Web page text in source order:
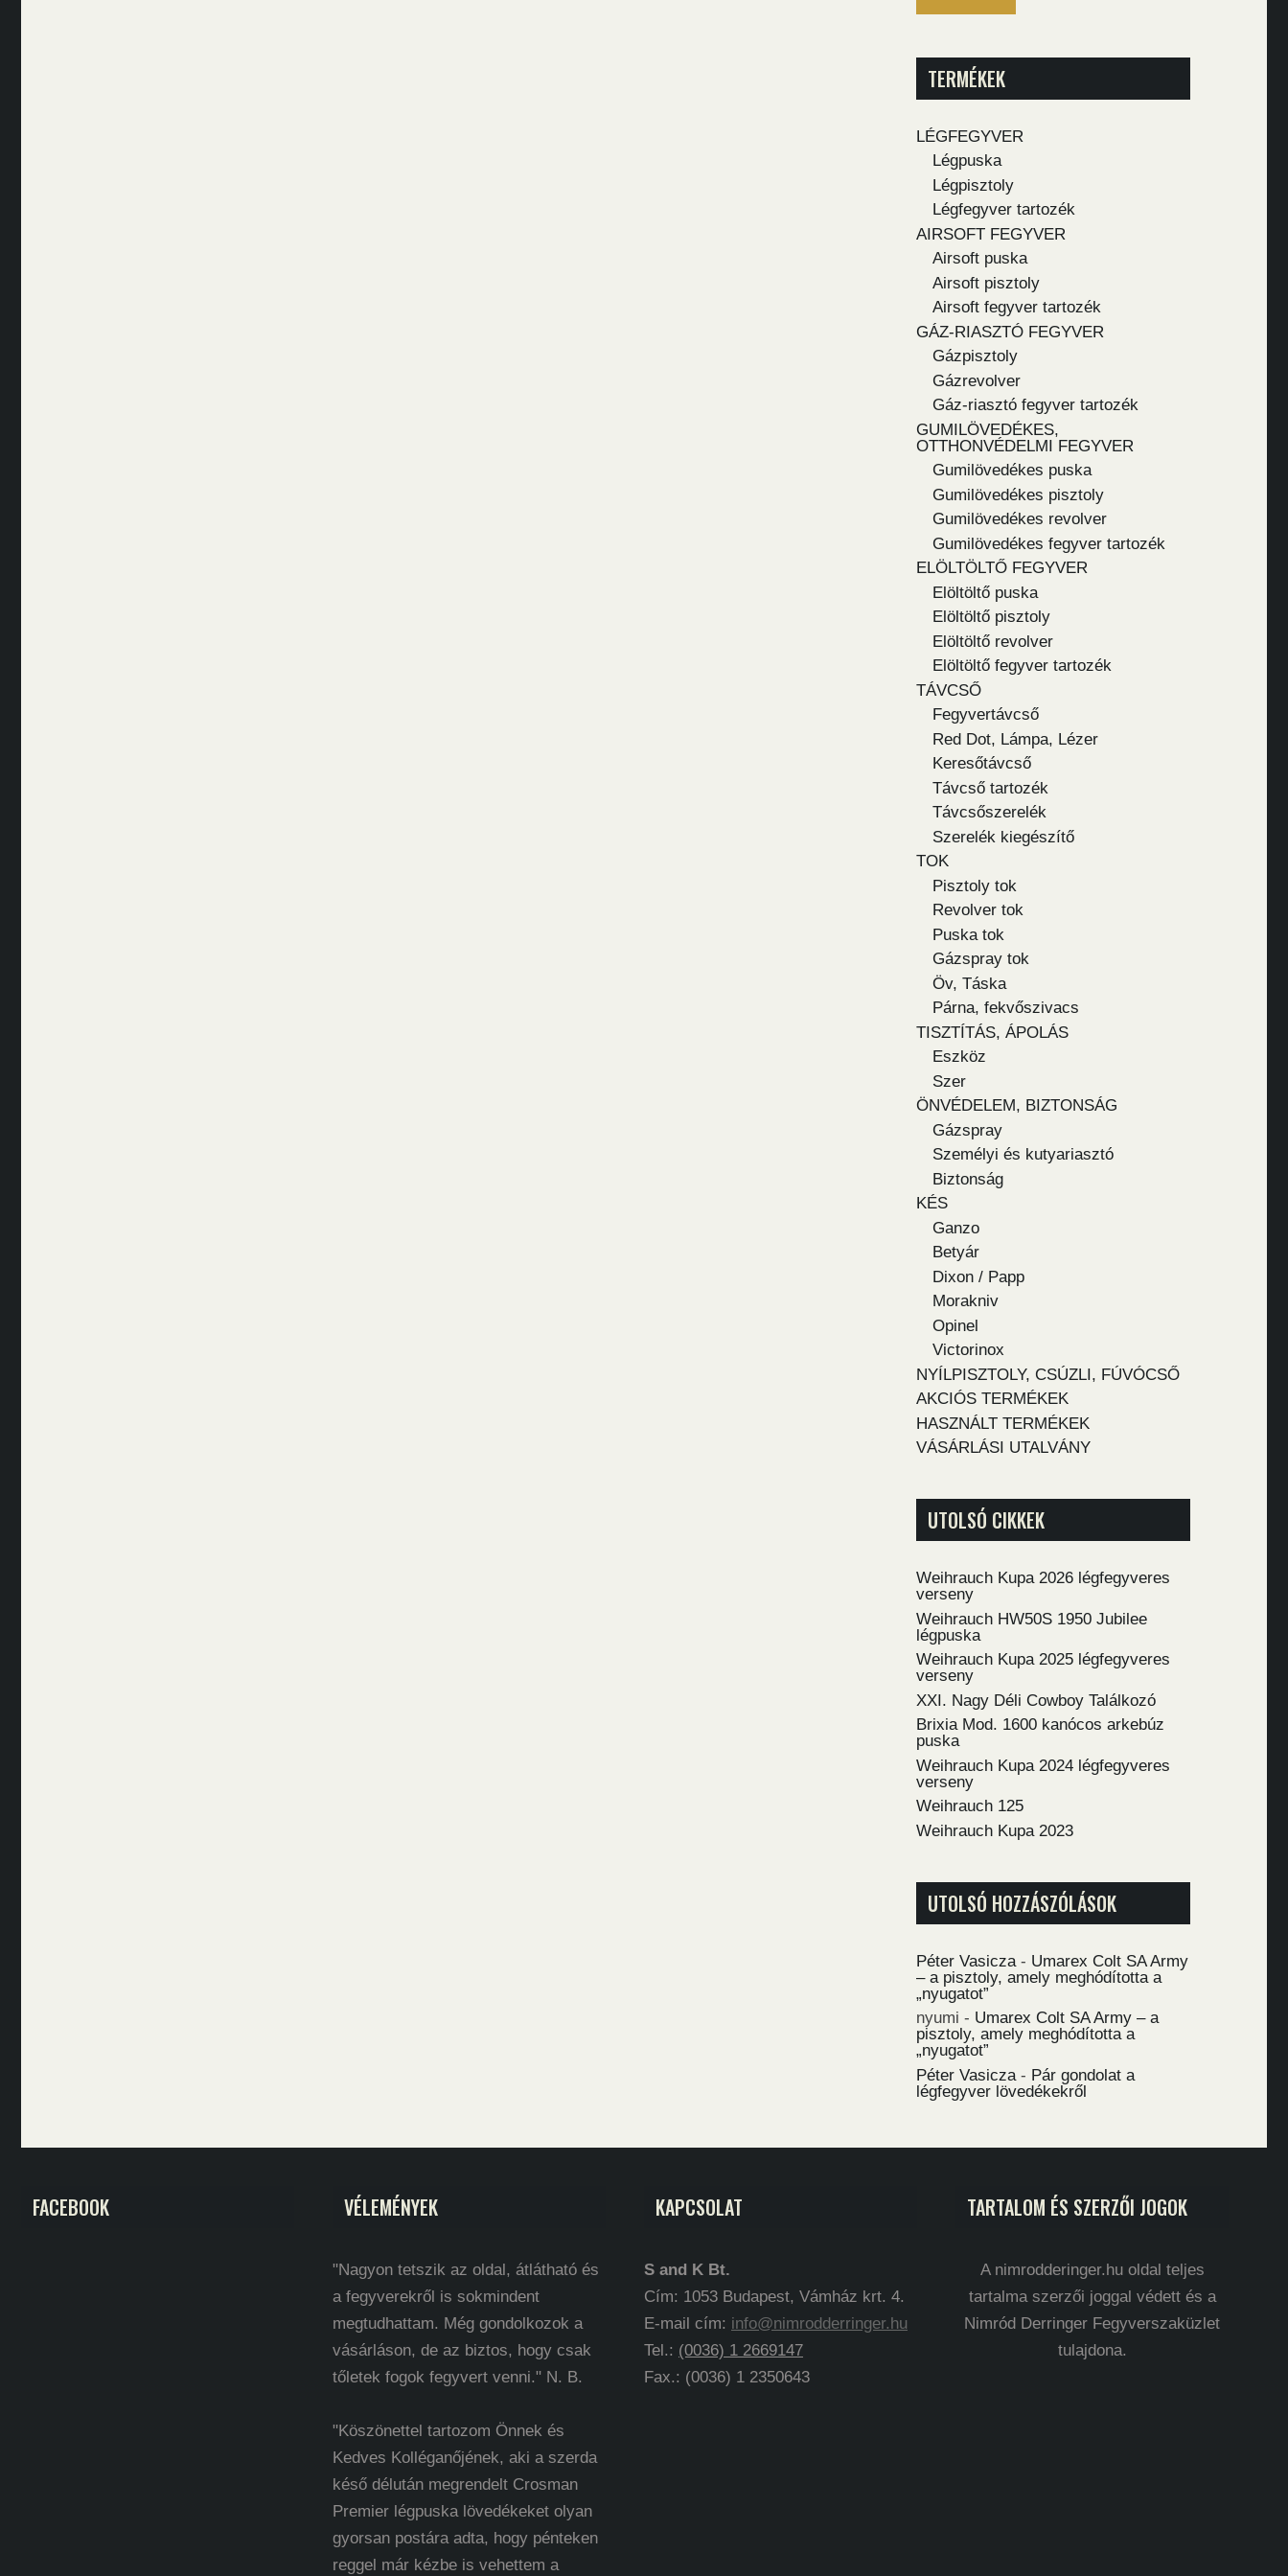
TERMÉKEK
LÉGFEGYVER
Légpuska
Légpisztoly
Légfegyver tartozék
AIRSOFT FEGYVER
Airsoft puska
Airsoft pisztoly
Airsoft fegyver tartozék
GÁZ-RIASZTÓ FEGYVER
Gázpisztoly
Gázrevolver
Gáz-riasztó fegyver tartozék
GUMILÖVEDÉKES,
OTTHONVÉDELMI FEGYVER
Gumilövedékes puska
Gumilövedékes pisztoly
Gumilövedékes revolver
Gumilövedékes fegyver tartozék
ELÖLTÖLTŐ FEGYVER
Elöltöltő puska
Elöltöltő pisztoly
Elöltöltő revolver
Elöltöltő fegyver tartozék
TÁVCSŐ
Fegyvertávcső
Red Dot, Lámpa, Lézer
Keresőtávcső
Távcső tartozék
Távcsőszerelék
Szerelék kiegészítő
TOK
Pisztoly tok
Revolver tok
Puska tok
Gázspray tok
Öv, Táska
Párna, fekvőszivacs
TISZTÍTÁS, ÁPOLÁS
Eszköz
Szer
ÖNVÉDELEM, BIZTONSÁG
Gázspray
Személyi és kutyariasztó
Biztonság
KÉS
Ganzo
Betyár
Dixon / Papp
Morakniv
Opinel
Victorinox
NYÍLPISZTOLY, CSÚZLI, FÚVÓCSŐ
AKCIÓS TERMÉKEK
HASZNÁLT TERMÉKEK
VÁSÁRLÁSI UTALVÁNY
UTOLSÓ CIKKEK
Weihrauch Kupa 2026 légfegyveres
verseny
Weihrauch HW50S 1950 Jubilee
légpuska
Weihrauch Kupa 2025 légfegyveres
verseny
XXI. Nagy Déli Cowboy Találkozó
Brixia Mod. 1600 kanócos arkebúz
puska
Weihrauch Kupa 2024 légfegyveres
verseny
Weihrauch 125
Weihrauch Kupa 2023
UTOLSÓ HOZZÁSZÓLÁSOK
Péter Vasicza - Umarex Colt SA Army
– a pisztoly, amely meghódította a
„nyugatot”
nyumi - Umarex Colt SA Army – a
pisztoly, amely meghódította a
„nyugatot”
Péter Vasicza - Pár gondolat a
légfegyver lövedékekről
FACEBOOK VÉLEMÉNYEK
"Nagyon tetszik az oldal, átlátható és
a fegyverekről is sokmindent
megtudhattam. Még gondolkozok a
vásárláson, de az biztos, hogy csak
tőletek fogok fegyvert venni." N. B.
"Köszönettel tartozom Önnek és
Kedves Kolléganőjének, aki a szerda
késő délután megrendelt Crosman
Premier légpuska lövedékeket olyan
gyorsan postára adta, hogy pénteken
reggel már kézbe is vehettem a
KAPCSOLAT
S and K Bt.
Cím: 1053 Budapest, Vámház krt. 4.
E-mail cím: info@nimrodderringer.hu
Tel.: (0036) 1 2669147
Fax.: (0036) 1 2350643
TARTALOM ÉS SZERZŐI JOGOK
A nimrodderinger.hu oldal teljes
tartalma szerzői joggal védett és a
Nimród Derringer Fegyverszaküzlet
tulajdona.